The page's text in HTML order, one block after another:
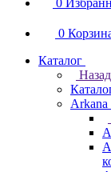
0
0
Каталог
Назад
Arkana